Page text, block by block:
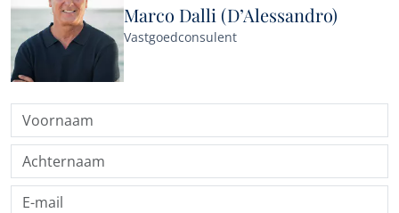
Marco Dalli (D’Alessandro)
Vastgoedconsulent